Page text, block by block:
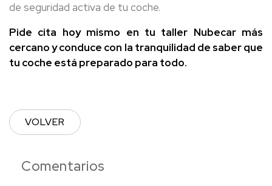
Comentarios
de seguridad activa de tu coche.
Pide cita hoy mismo en tu taller Nubecar más
cercano y conduce con la tranquilidad de saber que
tu coche está preparado para todo.
VOLVER